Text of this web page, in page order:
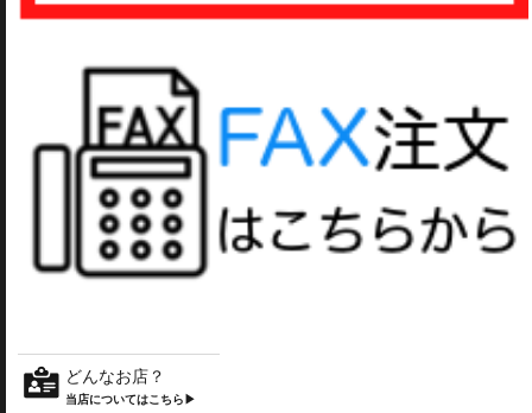
どんなお店？
当店についてはこちら▶